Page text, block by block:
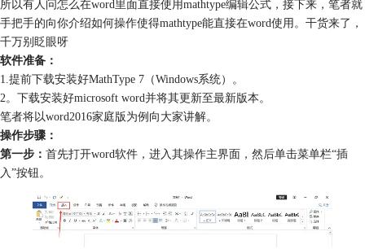
所以有人问怎么在word里面直接使用mathtype编辑公式，接下来，笔者就
手把手的向你介绍如何操作使得mathtype能直接在word使用。干货来了，
千万别眨眼呀
软件准备：
1.提前下载安装好MathType 7（Windows系统）。
2。下载安装好microsoft word并将其更新至最新版本。
笔者将以word2016家庭版为例向大家讲解。
操作步骤：
第一步： 首先打开word软件，进入其操作主界面，然后单击菜单栏“插
入”按钮。